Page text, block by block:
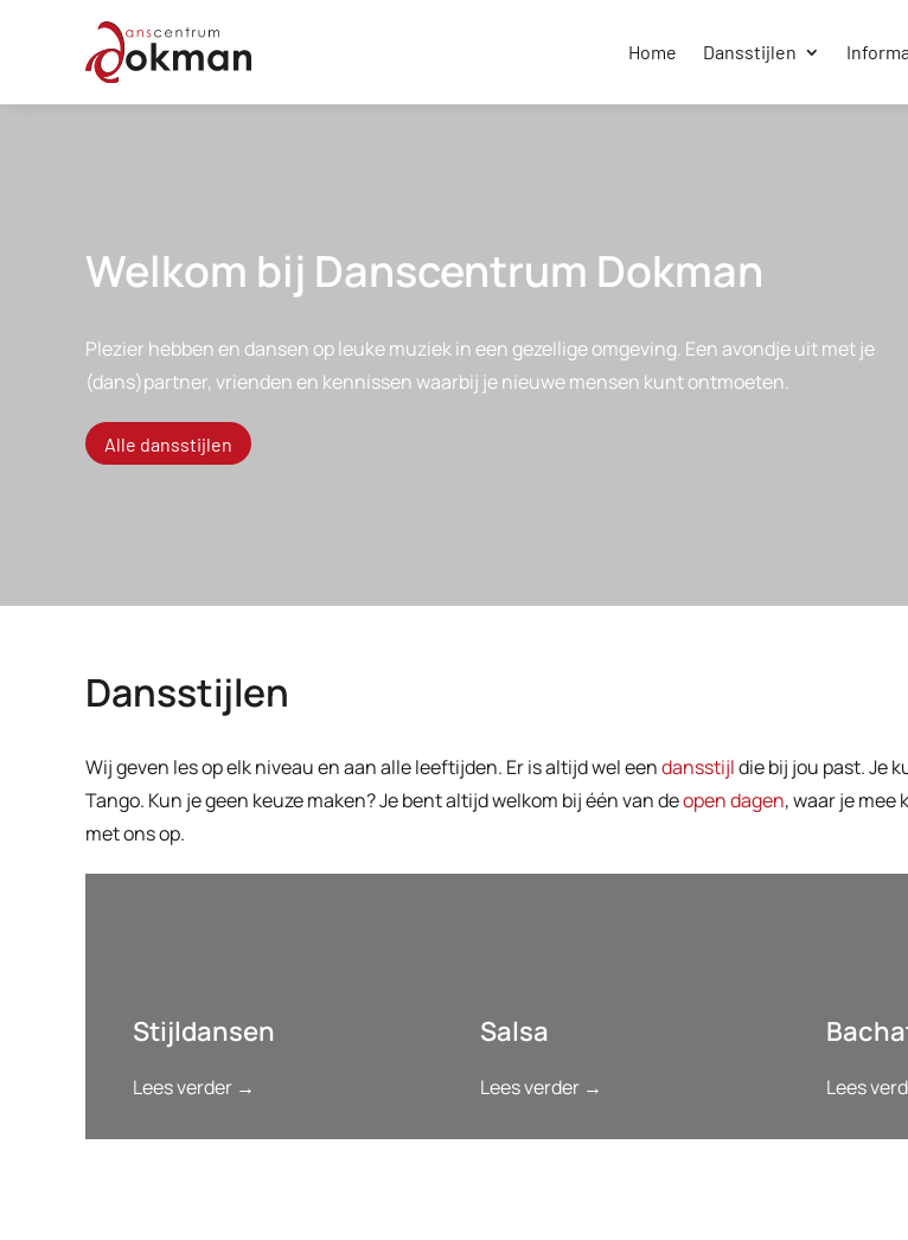
Home Dansstijlen
Welkom bij Danscentrum Dokman
Plezier hebben en dansen op leuke muziek in een gezellige omgeving. Een avondje uit met je
(dans)partner, vrienden en kennissen waarbij je nieuwe mensen kunt ontmoeten.
Alle dansstijlen
Dansstijlen
Wij geven les op elk niveau en aan alle leeftijden. Er is altijd wel eendansstijldie bij jou past. Je
Tango. Kun je geen keuze maken? Je bent altijd welkom bij één van deopen dagen, waar je
met ons op.
Stijldansen
Lees verder →
Salsa
Lees verder → Lees